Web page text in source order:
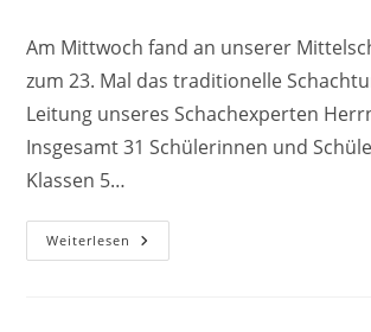
Am Mittwoch fand an unserer
zum 23. Mal das traditionelle
Leitung unseres Schachexperten
Insgesamt 31 Schülerinnen und
Klassen 5…
Weiterlesen Schachturnier
An